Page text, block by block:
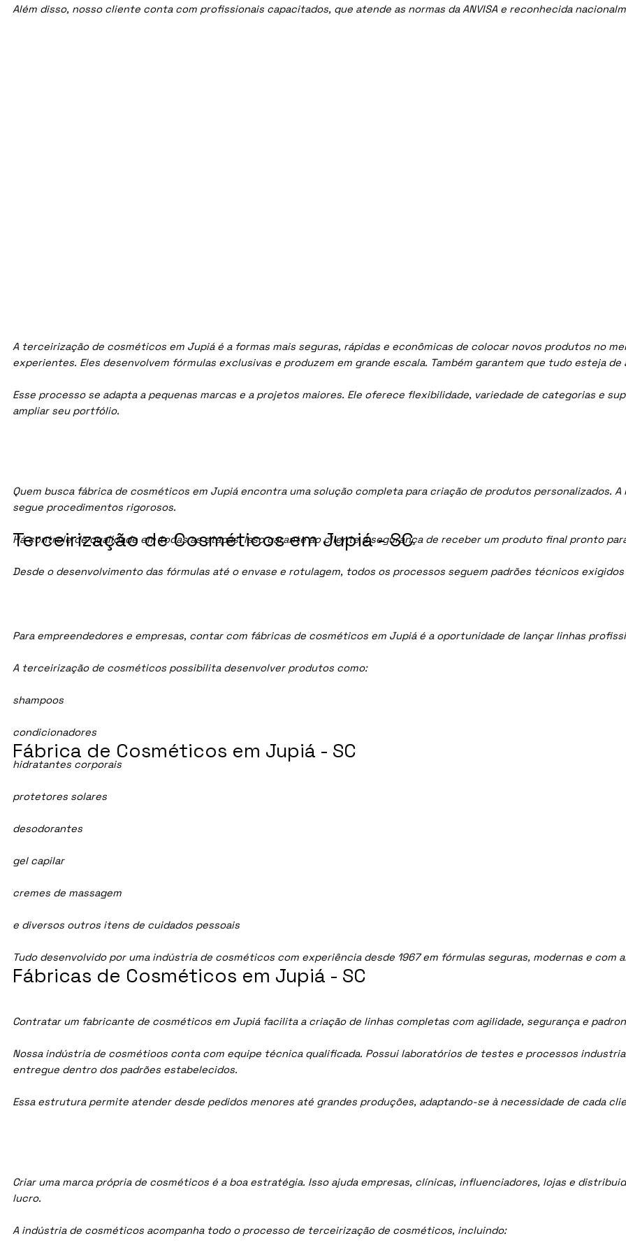
Além disso, nosso cliente conta com profissionais capacitados, que atende as normas da ANVISA e reconhecida
A terceirização de cosméticos em Jupiá é a formas mais seguras, rápidas e econômicas de colocar novos produtos no
experientes. Eles desenvolvem fórmulas exclusivas e produzem em grande escala. Também garantem que tudo esteja
Esse processo se adapta a pequenas marcas e a projetos maiores. Ele oferece flexibilidade, variedade de categorias e
ampliar seu portfólio.
Quem busca fábrica de cosméticos em Jupiá encontra uma solução completa para criação de produtos personalizados.
segue procedimentos rigorosos.
Há controle de qualidade em todas as etapas. Isso garante ao cliente a segurança de receber um produto final pronto
Desde o desenvolvimento das fórmulas até o envase e rotulagem, todos os processos seguem padrões técnicos
Para empreendedores e empresas, contar com fábricas de cosméticos em Jupiá é a oportunidade de lançar linhas
A terceirização de cosméticos possibilita desenvolver produtos como:
shampoos
condicionadores
hidratantes corporais
protetores solares
desodorantes
gel capilar
cremes de massagem
e diversos outros itens de cuidados pessoais
Tudo desenvolvido por uma indústria de cosméticos com experiência desde 1967 em fórmulas seguras, modernas e com
Contratar um fabricante de cosméticos em Jupiá facilita a criação de linhas completas com agilidade, segurança e
Nossa indústria de cosmétioos conta com equipe técnica qualificada. Possui laboratórios de testes e processos
entregue dentro dos padrões estabelecidos.
Essa estrutura permite atender desde pedidos menores até grandes produções, adaptando-se à necessidade de cada
Criar uma marca própria de cosméticos é a boa estratégia. Isso ajuda empresas, clínicas, influenciadores, lojas e
lucro.
A indústria de cosméticos acompanha todo o processo de terceirização de cosméticos, incluindo:
Fábrica de Cosméticos em Jupiá - SC
Terceirização de Cosméticos em Jupiá - SC
Fábricas de Cosméticos em Jupiá - SC